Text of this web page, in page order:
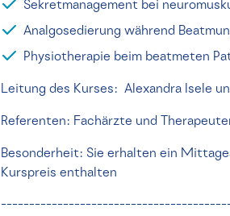
Sekretmanagement bei
Analgosedierung während
Physiotherapie beim beatmeten
Leitung des Kurses: Alexandra Isele
Referenten: Fachärzte und
Besonderheit: Sie erhalten ein
Kurspreis enthalten